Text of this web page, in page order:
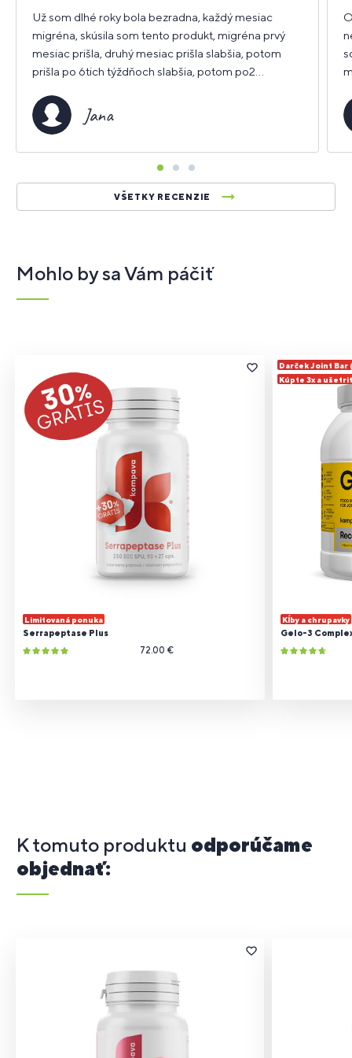
VŠETKY RECENZIE
Už som dlhé roky bola bezradna, každý mesiac
migréna, skúsila som tento produkt, migréna prvý
mesiac prišla, druhý mesiac prišla slabšia, potom
prišla po 6tich týždňoch slabšia, potom po2
3 mesiace a migréna žiadna
Jana
Mohlo by sa Vám páčiť
Limitovaná ponuka
Serrapeptase Plus
72.00 €
Darček Joint Bar
Kúpte 3x a
Kĺby a chrupavky
Gelo-3
K tomuto produktu odporúčame
objednať: